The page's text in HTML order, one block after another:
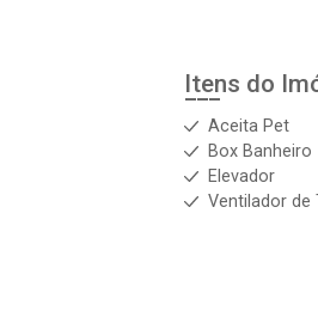
Itens do
Aceita Pet
Box Banheiro
Elevador
Ventilador de